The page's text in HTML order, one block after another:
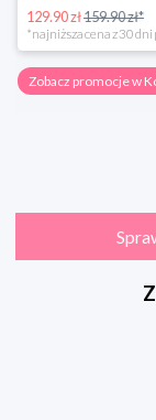
129.90 zł159.90 zł*
Zobacz promocje w